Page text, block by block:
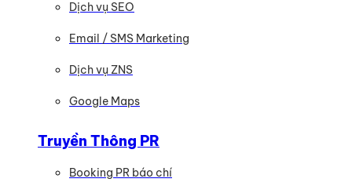
Dịch vụ SEO
Email / SMS Marketing
Dịch vụ ZNS
Google Maps
Truyền Thông PR
Booking PR báo chí